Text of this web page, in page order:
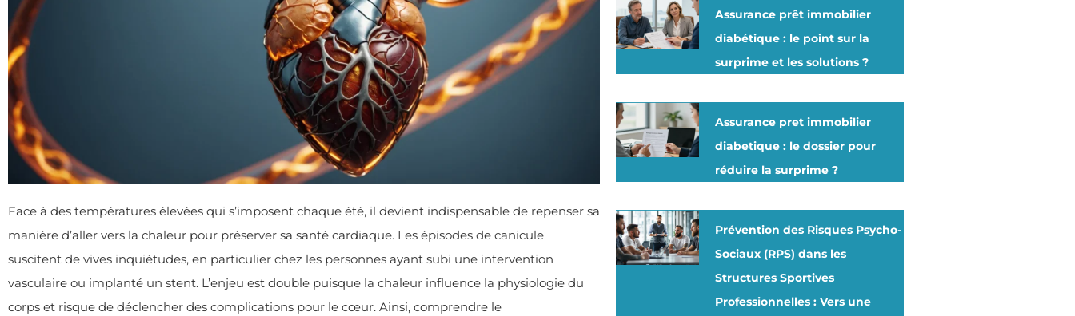
Face à des températures élevées qui s’imposent chaque été, il devient indispensable de repenser sa
manière d’aller vers la chaleur pour préserver sa santé cardiaque. Les épisodes de canicule
suscitent de vives inquiétudes, en particulier chez les personnes ayant subi une intervention
vasculaire ou implanté un stent. L’enjeu est double puisque la chaleur influence la physiologie du
corps et risque de déclencher des complications pour le cœur. Ainsi, comprendre le
Assurance prêt immobilier
diabétique : le point sur la
surprime et les solutions ?
Assurance pret immobilier
diabetique : le dossier pour
réduire la surprime ?
Prévention des Risques Psycho-
Sociaux (RPS) dans les
Structures Sportives
Professionnelles : Vers une